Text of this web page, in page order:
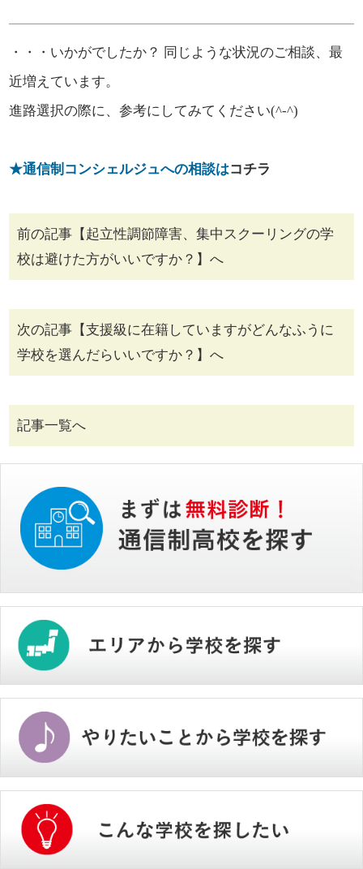
・・・いかがでしたか？ 同じような状況のご相談、最
近増えています。
進路選択の際に、参考にしてみてください(^-^)
★通信制コンシェルジュへの相談はコチラ
前の記事【起立性調節障害、集中スクーリングの学
校は避けた方がいいですか？】へ
次の記事【支援級に在籍していますがどんなふうに
学校を選んだらいいですか？】へ
記事一覧へ